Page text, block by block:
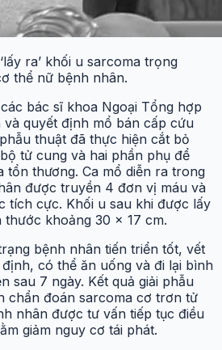
ra’ khối u sarcoma trọng
thể nữ bệnh nhân.
các bác sĩ khoa Ngoại Tổng hợp
quyết định mổ bán cấp cứu
thuật đã thực hiện cắt bỏ
tử cung và hai phần phụ để
tổn thương. Ca mổ diễn ra trong
được truyền 4 đơn vị máu và
tích cực. Khối u sau khi được lấy
khoảng 30 x 17 cm.
bệnh nhân tiến triển tốt, vết
có thể ăn uống và đi lại bình
sau 7 ngày. Kết quả giải phẫu
chẩn đoán sarcoma cơ trơn tử
nhân được tư vấn tiếp tục điều
giảm nguy cơ tái phát.